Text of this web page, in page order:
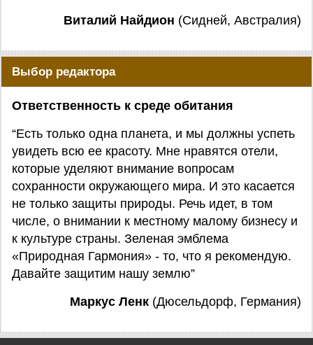
Виталий Найдион (Сидней, Австралия)
Выбор редактора
Ответственность к среде обитания
“Есть только одна планета, и мы должны успеть
увидеть всю ее красоту. Мне нравятся отели,
которые уделяют внимание вопросам
сохранности окружающего мира. И это касается
не только защиты природы. Речь идет, в том
числе, о внимании к местному малому бизнесу и
к культуре страны. Зеленая эмблема
«Природная Гармония» - то, что я рекомендую.
Давайте защитим нашу землю”
Маркус Ленк (Дюсельдорф, Германия)